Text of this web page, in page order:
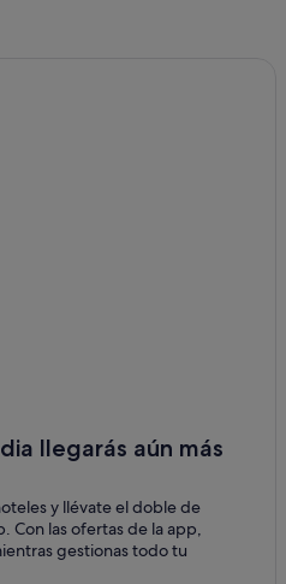
llegarás aún más
y llévate el doble de
Con las ofertas de la app,
gestionas todo tu